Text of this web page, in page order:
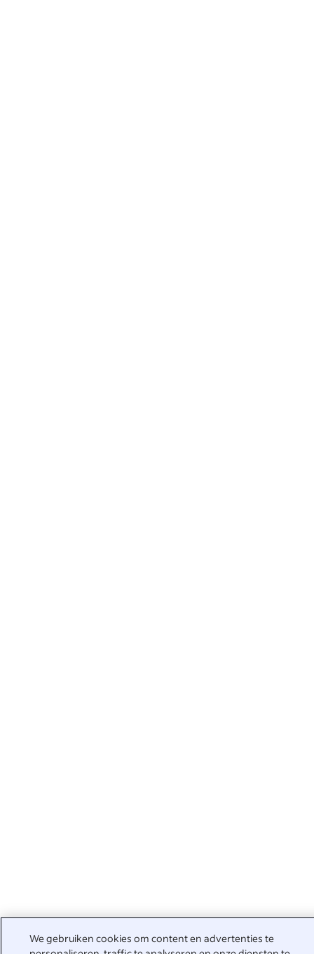
We gebruiken cookies om content en advertenties te